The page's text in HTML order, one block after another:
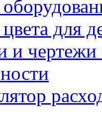
для
и чертежи